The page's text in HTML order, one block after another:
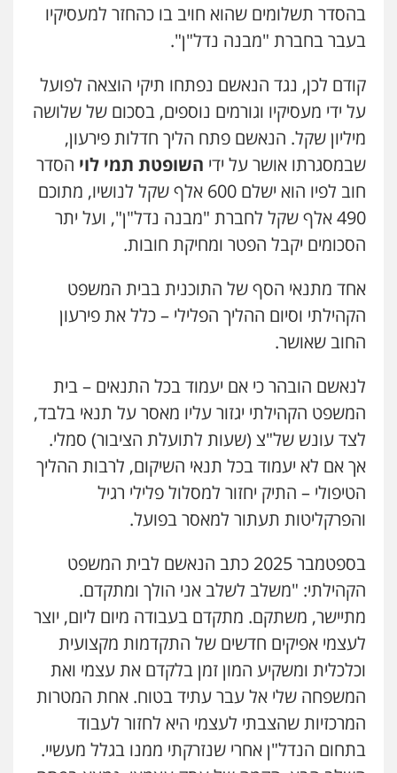
עו"ד שאדי דבאח
פלילי פשיעה כלכלית
עו"ד נעם שביט
פלילי פשיעה חמורה מיסים הלבנת הון
פסיכיאטריה משפטית
0506216048
עו"ד חמאדה מסרי
תעבורה
עו"ד אייל אביטל
עו"ד רונן בנדל
משפט פלילי פשיעה חמורה פלילי
0524282442
כבריאן, מזר – משרד עורכי דין
0543986802
עו"ד בועז קניג
פלילי משפחה כלכלי צבאי
0507003001
עו"ד אבי כהן
פלילי פשיעה חמורה קטינים אלימות
סמים עבירות מין
בהסדר תשלומים שהוא חויב בו כהחזר למעסיקיו
בעבר בחברת "מבנה נדל"ן".
קודם לכן, נגד הנאשם נפתחו תיקי הוצאה לפועל
על ידי מעסיקיו וגורמים נוספים, בסכום של שלושה
מיליון שקל. הנאשם פתח הליך חדלות פירעון,
שבמסגרתו אושר על ידי השופטת תמי לוי הסדר
חוב לפיו הוא ישלם 600 אלף שקל לנושיו, מתוכם
490 אלף שקל לחברת "מבנה נדל"ן", ועל יתר
הסכומים יקבל הפטר ומחיקת חובות.
אחד מתנאי הסף של התוכנית בבית המשפט
הקהילתי וסיום ההליך הפלילי – כלל את פירעון
החוב שאושר.
לנאשם הובהר כי אם יעמוד בכל התנאים – בית
המשפט הקהילתי יגזור עליו מאסר על תנאי בלבד,
לצד עונש של"צ (שעות לתועלת הציבור) סמלי.
אך אם לא יעמוד בכל תנאי השיקום, לרבות ההליך
הטיפולי – התיק יחזור למסלול פלילי רגיל
והפרקליטות תעתור למאסר בפועל.
בספטמבר 2025 כתב הנאשם לבית המשפט
הקהילתי: "משלב לשלב אני הולך ומתקדם.
מתיישר, משתקם. מתקדם בעבודה מיום ליום, יוצר
לעצמי אפיקים חדשים של התקדמות מקצועית
וכלכלית ומשקיע המון זמן בלקדם את עצמי ואת
המשפחה שלי אל עבר עתיד בטוח. אחת המטרות
המרכזיות שהצבתי לעצמי היא לחזור לעבוד
בתחום הנדל"ן אחרי שנזרקתי ממנו בגלל מעשיי.